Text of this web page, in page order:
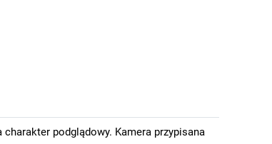
podglądowy. Kamera przypisana